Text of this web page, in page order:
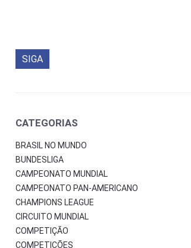
SIGA
CATEGORIAS
BRASIL NO MUNDO
BUNDESLIGA
CAMPEONATO MUNDIAL
CAMPEONATO PAN-AMERICANO
CHAMPIONS LEAGUE
CIRCUITO MUNDIAL
COMPETIÇÃO
COMPETIÇÕES